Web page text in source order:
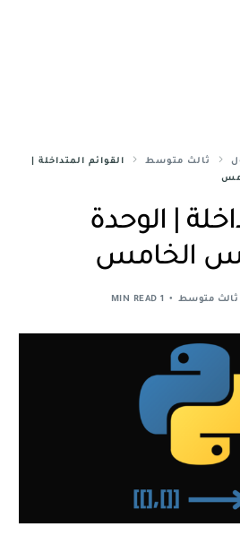
ثالث متوسط
القوائم المتداخلة |
| الوحدة
الخامس
ثالث متوسط 1 MIN READ